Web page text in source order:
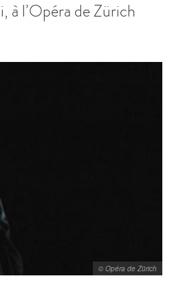
à l’Opéra de Zürich
© Opéra de Zürich